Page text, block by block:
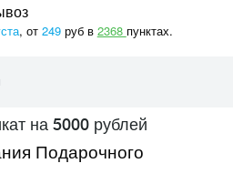
, от 249руб в 2368 пунктах.
на 5000 рублей
Подарочного